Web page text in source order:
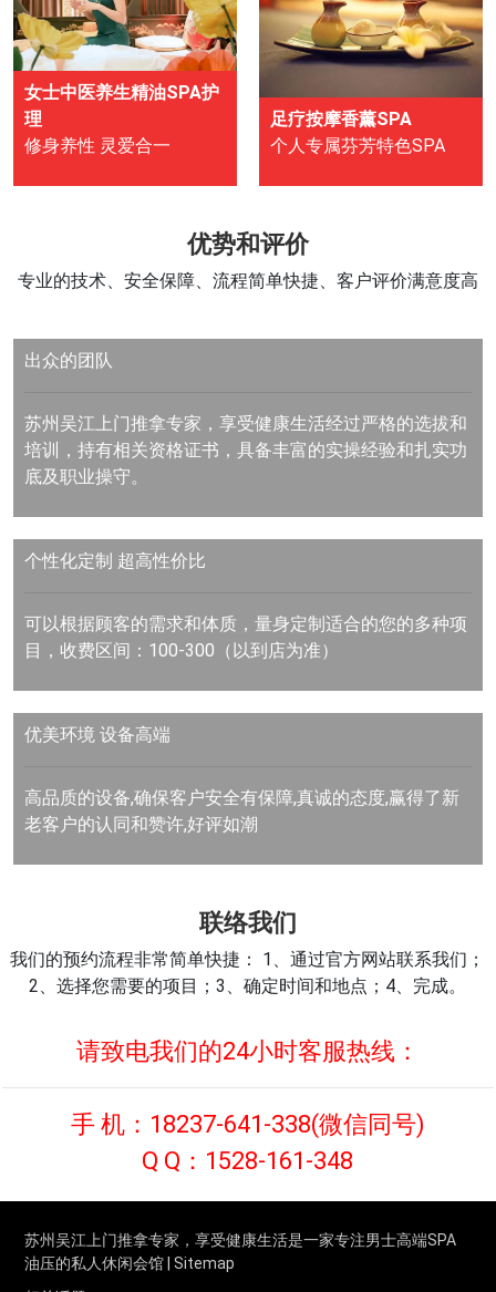
女士中医养生精油SPA护
理
修身养性 灵爱合一
足疗按摩香薰SPA
个人专属芬芳特色SPA
优势和评价
专业的技术、安全保障、流程简单快捷、客户评价满意度高
出众的团队
苏州吴江上门推拿专家，享受健康生活经过严格的选拔和
培训，持有相关资格证书，具备丰富的实操经验和扎实功
底及职业操守。
个性化定制 超高性价比
可以根据顾客的需求和体质，量身定制适合的您的多种项
目，收费区间：100-300（以到店为准）
优美环境 设备高端
高品质的设备,确保客户安全有保障,真诚的态度,赢得了新
老客户的认同和赞许,好评如潮
联络我们
我们的预约流程非常简单快捷： 1、通过官方网站联系我们；
2、选择您需要的项目；3、确定时间和地点；4、完成。
请致电我们的24小时客服热线：
手 机： 18237-641-338(微信同号)
Q Q： 1528-161-348
苏州吴江上门推拿专家，享受健康生活是一家专注男士高端SPA
油压的私人休闲会馆 |Sitemap